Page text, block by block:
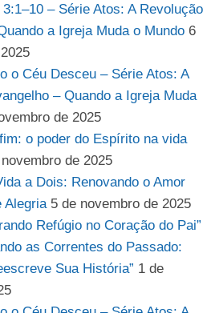
– Série Atos: A Revolução
a Igreja Muda o Mundo 6
o Céu Desceu – Série Atos: A
– Quando a Igreja Muda
de 2025
o poder do Espírito na vida
de 2025
a Dois: Renovando o Amor
Alegria 5 de novembro de 2025
Refúgio no Coração do Pai”
as Correntes do Passado:
Sua História” 1 de